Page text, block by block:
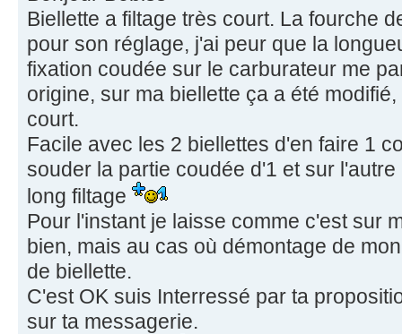
Biellette a filtage très court. La fourche
pour son réglage, j'ai peur que la
fixation coudée sur le carburateur me
origine, sur ma biellette ça a été
court.
Facile avec les 2 biellettes d'en faire 1
souder la partie coudée d'1 et sur
long filtage
Pour l'instant je laisse comme c'est sur
bien, mais au cas où démontage de
de biellette.
C'est OK suis Interressé par ta
sur ta messagerie.